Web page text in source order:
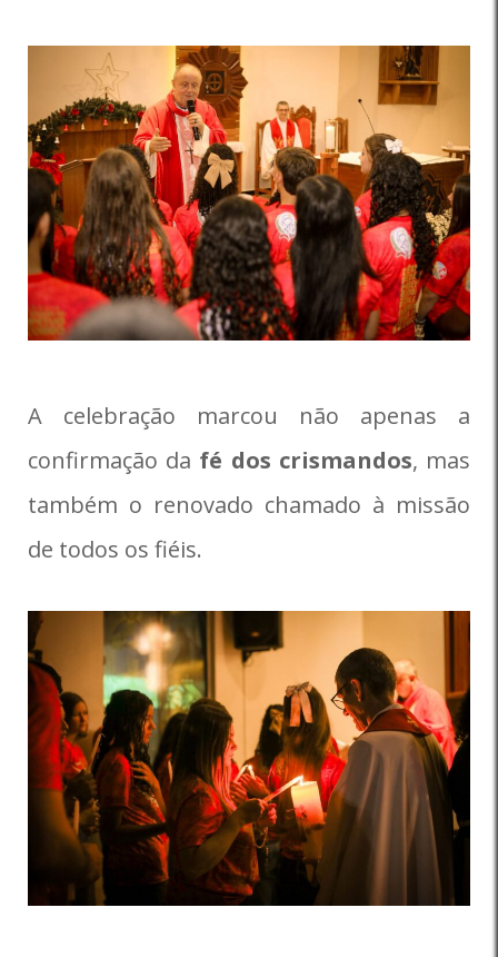
A celebração marcou não apenas a
confirmação da fé dos crismandos, mas
também o renovado chamado à missão
de todos os fiéis.